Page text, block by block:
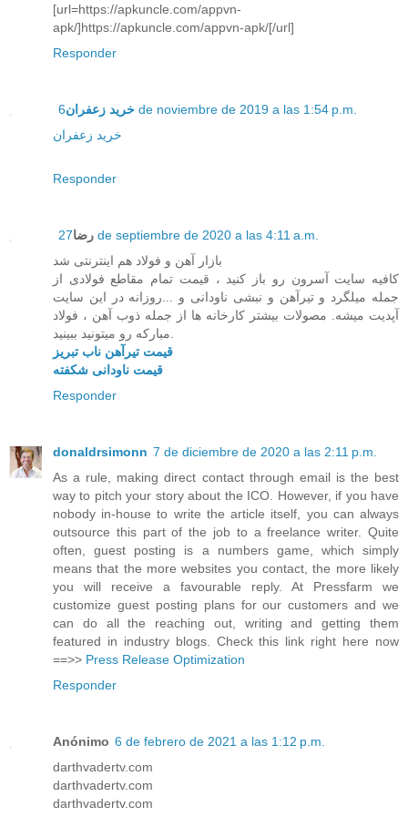
[url=https://apkuncle.com/appvn-
apk/]https://apkuncle.com/appvn-apk/[/url]
Responder
خرید زعفران 6 de noviembre de 2019 a las 1:54 p.m.
خرید زعفران
Responder
رضا 27 de septiembre de 2020 a las 4:11 a.m.
بازار آهن و فولاد هم اینترنتی شد
کافیه سایت آسرون رو باز کنید ، قیمت تمام مقاطع فولادی از
جمله میلگرد و تیرآهن و نبشی ناودانی و ...روزانه در این سایت
آپدیت میشه. مصولات بیشتر کارخانه ها از جمله ذوب آهن ، فولاد
مبارکه رو میتونید ببینید.
قیمت تیرآهن ناب تبریز
قیمت ناودانی شکفته
Responder
donaldrsimonn 7 de diciembre de 2020 a las 2:11 p.m.
As a rule, making direct contact through email is the best
way to pitch your story about the ICO. However, if you have
nobody in-house to write the article itself, you can always
outsource this part of the job to a freelance writer. Quite
often, guest posting is a numbers game, which simply
means that the more websites you contact, the more likely
you will receive a favourable reply. At Pressfarm we
customize guest posting plans for our customers and we
can do all the reaching out, writing and getting them
featured in industry blogs. Check this link right here now
==>> Press Release Optimization
Responder
Anónimo 6 de febrero de 2021 a las 1:12 p.m.
darthvadertv.com
darthvadertv.com
darthvadertv.com